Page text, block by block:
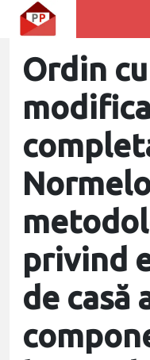
Ordin
privind
de casă